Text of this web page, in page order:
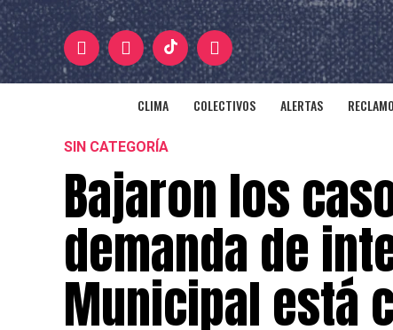
CLIMA COLECTIVOS ALERTAS
SIN CATEGORÍA
Bajaron los
demanda de
Municipal está